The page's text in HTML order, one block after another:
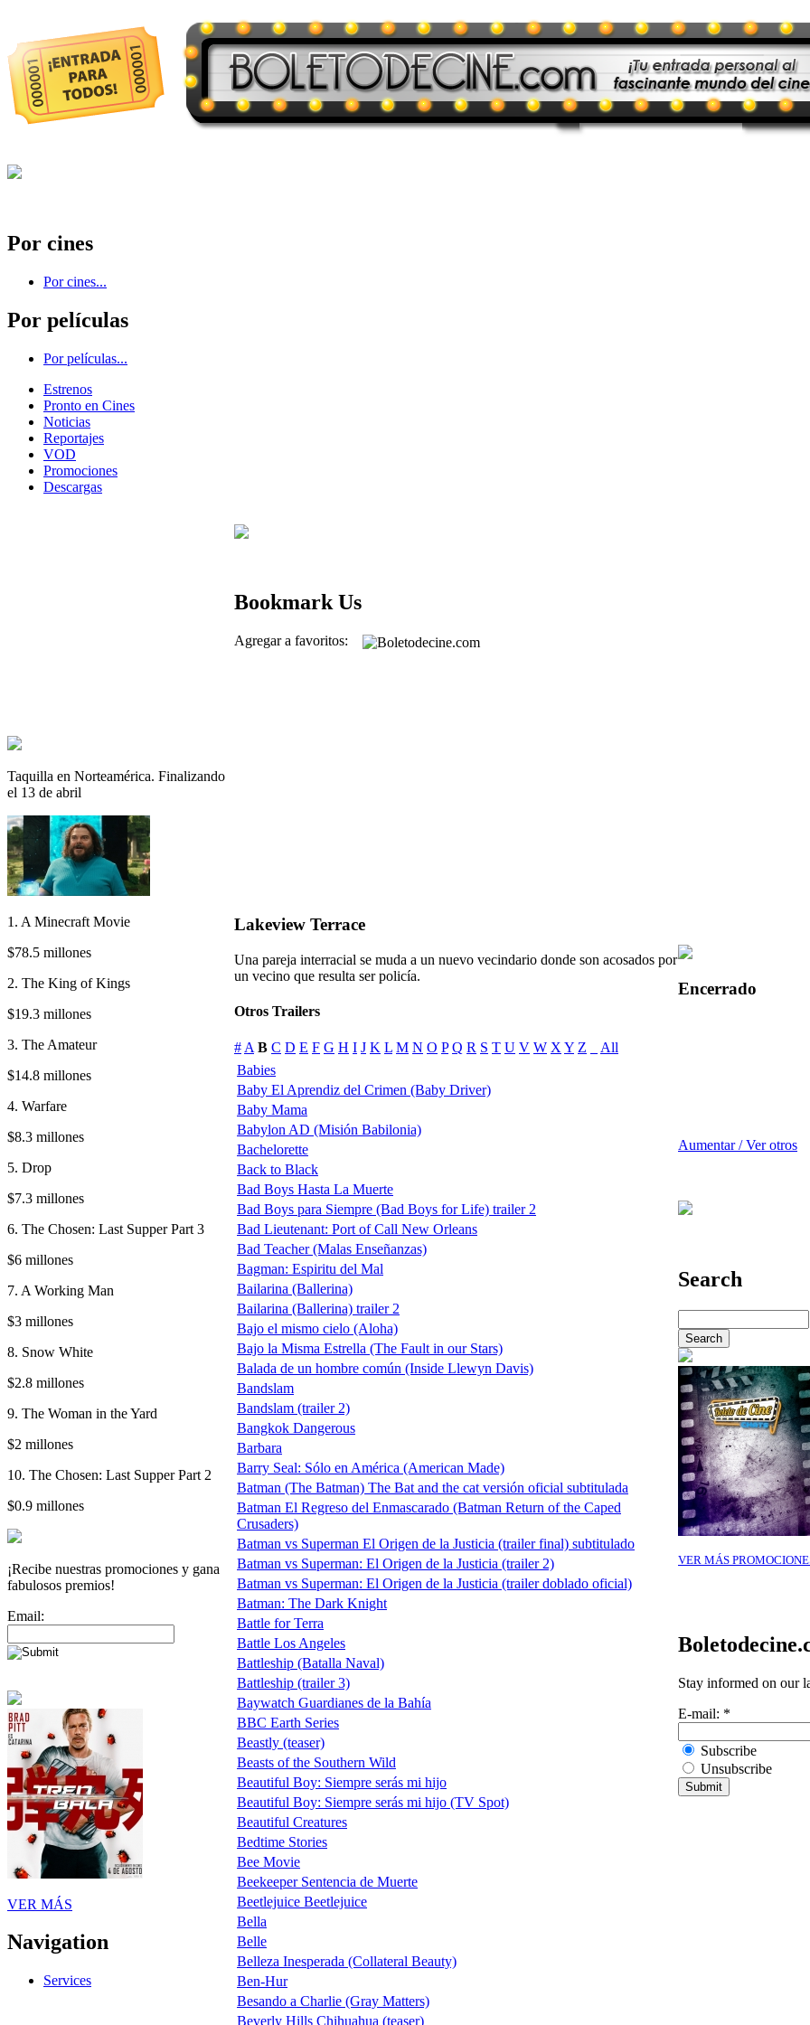
Por cines
Por cines...
Por películas
Por películas...
Estrenos
Pronto en Cines
Noticias
Reportajes
VOD
Promociones
Descargas
Taquilla en Norteamérica. Finalizando
el 13 de abril
1. A Minecraft Movie
$78.5 millones
2. The King of Kings
$19.3 millones
3. The Amateur
$14.8 millones
4. Warfare
$8.3 millones
5. Drop
$7.3 millones
6. The Chosen: Last Supper Part 3
$6 millones
7. A Working Man
$3 millones
8. Snow White
$2.8 millones
9. The Woman in the Yard
$2 millones
10. The Chosen: Last Supper Part 2
$0.9 millones
¡Recibe nuestras promociones y gana
fabulosos premios!
Email:
VER MÁS
Navigation
Services
Bookmark Us
Agregar a favoritos:
Lakeview Terrace
Una pareja interracial se muda a un nuevo vecindario donde son acosados por
un vecino que resulta ser policía.
Otros Trailers
# A B C D E F G H I J K L M N O P Q R S T U V W X Y Z
All
Babies
Baby El Aprendiz del Crimen (Baby Driver)
Baby Mama
Babylon AD (Misión Babilonia)
Bachelorette
Back to Black
Bad Boys Hasta La Muerte
Bad Boys para Siempre (Bad Boys for Life) trailer 2
Bad Lieutenant: Port of Call New Orleans
Bad Teacher (Malas Enseñanzas)
Bagman: Espiritu del Mal
Bailarina (Ballerina)
Bailarina (Ballerina) trailer 2
Bajo el mismo cielo (Aloha)
Bajo la Misma Estrella (The Fault in our Stars)
Balada de un hombre común (Inside Llewyn Davis)
Bandslam
Bandslam (trailer 2)
Bangkok Dangerous
Barbara
Barry Seal: Sólo en América (American Made)
Batman (The Batman) The Bat and the cat versión oficial subtitulada
Batman El Regreso del Enmascarado (Batman Return of the Caped
Crusaders)
Batman vs Superman El Origen de la Justicia (trailer final) subtitulado
Batman vs Superman: El Origen de la Justicia (trailer 2)
Batman vs Superman: El Origen de la Justicia (trailer doblado oficial)
Batman: The Dark Knight
Battle for Terra
Battle Los Angeles
Battleship (Batalla Naval)
Battleship (trailer 3)
Baywatch Guardianes de la Bahía
BBC Earth Series
Beastly (teaser)
Beasts of the Southern Wild
Beautiful Boy: Siempre serás mi hijo
Beautiful Boy: Siempre serás mi hijo (TV Spot)
Beautiful Creatures
Bedtime Stories
Bee Movie
Beekeeper Sentencia de Muerte
Beetlejuice Beetlejuice
Bella
Belle
Belleza Inesperada (Collateral Beauty)
Ben-Hur
Besando a Charlie (Gray Matters)
Beverly Hills Chihuahua (teaser)
Encerrado
Aumentar / Ver otros
Search
VER MÁS
Stay informed on our
E-mail: *
Subscribe
Unsubscribe